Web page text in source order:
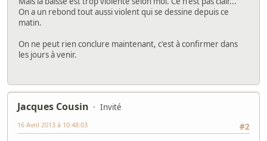
On a un rebond tout aussi violent qui se dessine depuis ce
matin.
On ne peut rien conclure maintenant, c'est à confirmer dans
les jours à venir.
Jacques Cousin
Invité
#2
16 Avril 2013 à 10:48:03